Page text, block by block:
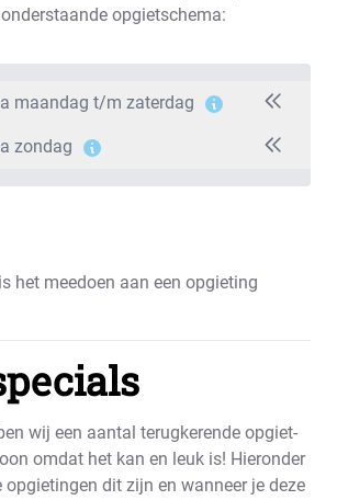
opgietschema:
maandag t/m zaterdag
zondag
het meedoen aan een opgieting
wij een aantal terugkerende opgiet-
omdat het kan en leuk is! Hieronder
opgietingen dit zijn en wanneer je deze